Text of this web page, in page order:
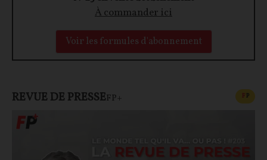
À commander ici
Voir les formules d'abonnement
REVUE DE PRESSEFP+ FP